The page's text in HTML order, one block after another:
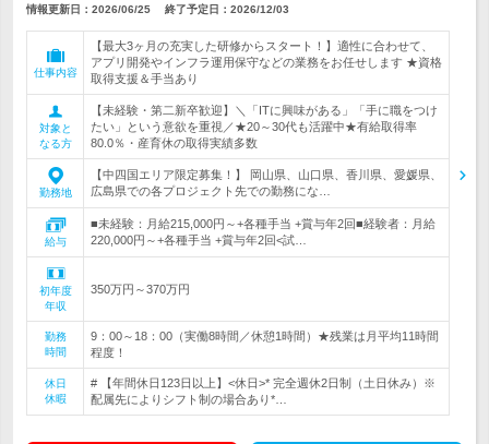
情報更新日：2026/06/25 終了予定日： 2026/12/03
仕事内容
【最大3ヶ月の充実した研修からスタート！】適性に合わせて、
アプリ開発やインフラ運用保守などの業務をお任せします ★資格
取得支援＆手当あり
対象と
なる方
【未経験・第二新卒歓迎】＼「ITに興味がある」「手に職をつけ
たい」という意欲を重視／★20～30代も活躍中★有給取得率
80.0％・産育休の取得実績多数
勤務地
【中四国エリア限定募集！】 岡山県、山口県、香川県、愛媛県、
広島県での各プロジェクト先での勤務にな…
給与
■未経験：月給215,000円～+各種手当 +賞与年2回■経験者：月給
220,000円～+各種手当 +賞与年2回<試…
初年度
年収
350万円～370万円
勤務
時間
9：00～18：00（実働8時間／休憩1時間）★残業は月平均11時間
程度！
休日
休暇
# 【年間休日123日以上】<休日>* 完全週休2日制（土日休み）※
配属先によりシフト制の場合あり*…